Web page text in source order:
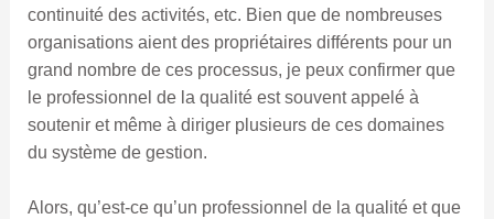
continuité des activités, etc. Bien que de nombreuses
organisations aient des propriétaires différents pour un
grand nombre de ces processus, je peux confirmer que
le professionnel de la qualité est souvent appelé à
soutenir et même à diriger plusieurs de ces domaines
du système de gestion.
Alors, qu’est-ce qu’un professionnel de la qualité et que